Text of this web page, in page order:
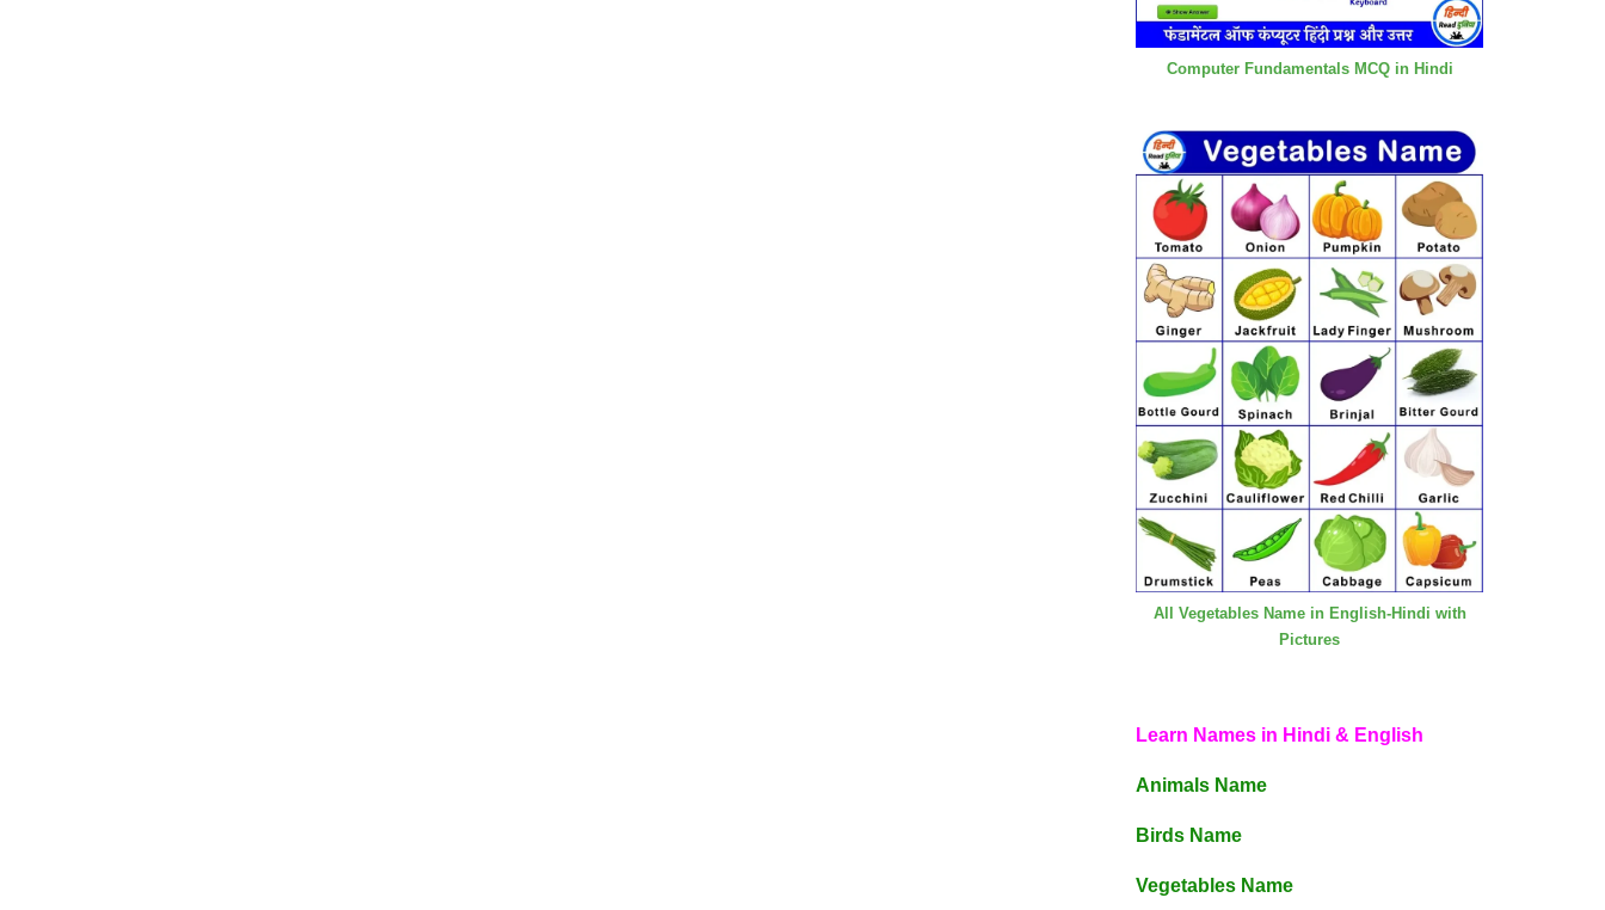
Computer Fundamentals MCQ in Hindi
All Vegetables Name in English-Hindi with
Pictures
Learn Names in Hindi & English
Animals Name
Birds Name
Vegetables Name